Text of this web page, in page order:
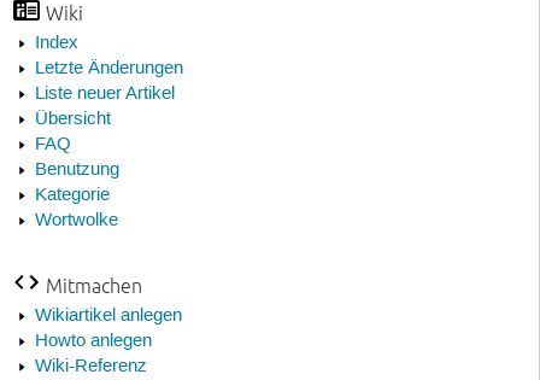
Wiki
Index
Letzte Änderungen
Liste neuer Artikel
Übersicht
FAQ
Benutzung
Kategorie
Wortwolke
Mitmachen
Wikiartikel anlegen
Howto anlegen
Wiki-Referenz